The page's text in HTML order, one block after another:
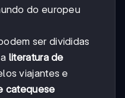
do europeu
ser divididas
literatura de
viajantes e
catequese